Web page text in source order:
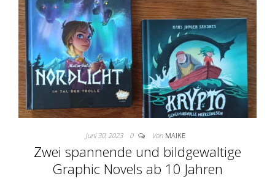
Juni 30, 2023 0 Von MAIKE
Zwei spannende und bildgewaltige
Graphic Novels ab 10 Jahren